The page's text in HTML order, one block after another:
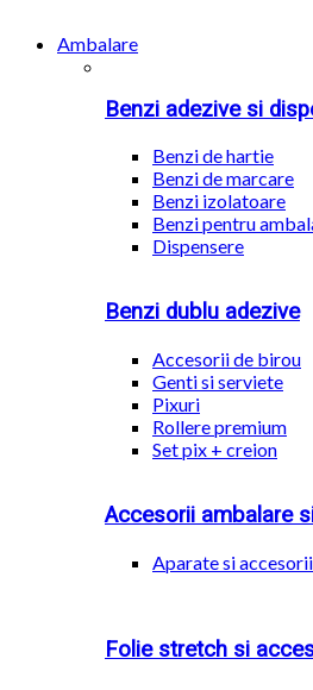
Ambalare
Benzi adezive si
Benzi de hartie
Benzi de marcare
Benzi izolatoare
Benzi pentru
Dispensere
Benzi dublu adezive
Accesorii de birou
Genti si serviete
Pixuri
Rollere premium
Set pix + creion
Accesorii ambalare
Aparate si
Folie stretch si